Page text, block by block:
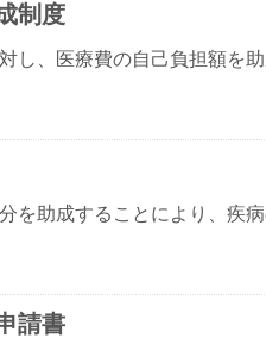
制度
し、医療費の自己負担額を助
を助成することにより、疾
請書